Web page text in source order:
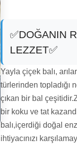
✅DOĞANIN
LEZZET✅
Yayla çiçek balı,
türlerinden topladığı
çıkan bir bal
bir koku ve tat
balı,içerdiği doğal
ihtiyacınızı